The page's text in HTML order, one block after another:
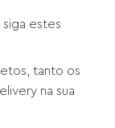
siga estes
tanto os
na sua